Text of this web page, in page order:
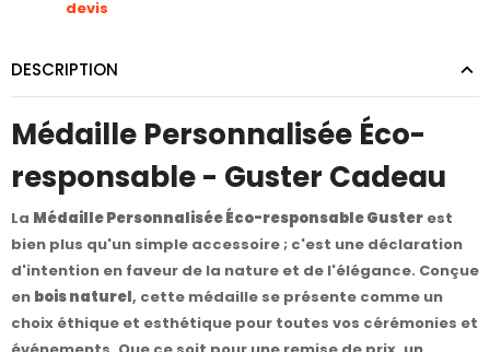
devis
DESCRIPTION
Médaille Personnalisée Éco-
responsable - Guster Cadeau
La Médaille Personnalisée Éco-responsable Guster est
bien plus qu'un simple accessoire ; c'est une déclaration
d'intention en faveur de la nature et de l'élégance. Conçue
en bois naturel, cette médaille se présente comme un
choix éthique et esthétique pour toutes vos cérémonies et